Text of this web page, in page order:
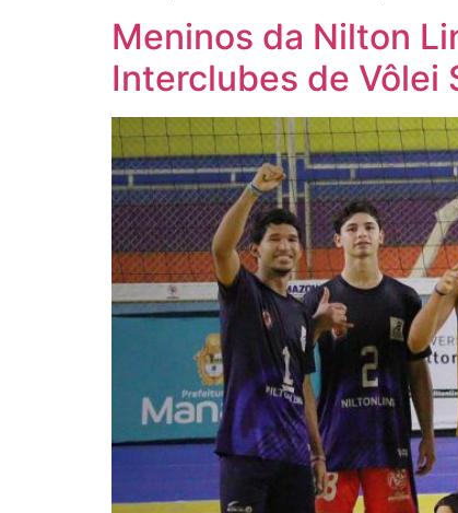
Meninos da Nilton
Interclubes de Vôlei